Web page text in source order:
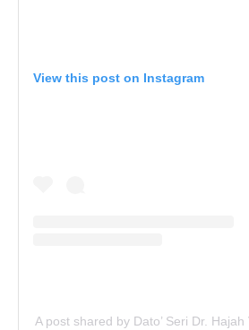
View this post on Instagram
A post shared by Dato’ Seri Dr.